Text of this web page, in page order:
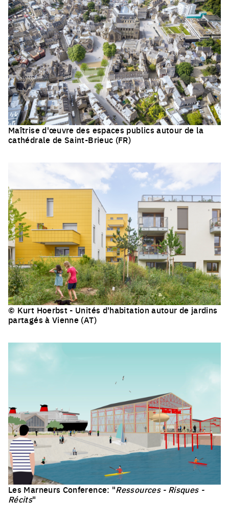
Maîtrise d'œuvre des espaces publics autour de la
cathédrale de Saint-Brieuc (FR)
© Kurt Hoerbst - Unités d'habitation autour de jardins
partagés à Vienne (AT)
Les Marneurs Conference: "Ressources - Risques -
Récits"